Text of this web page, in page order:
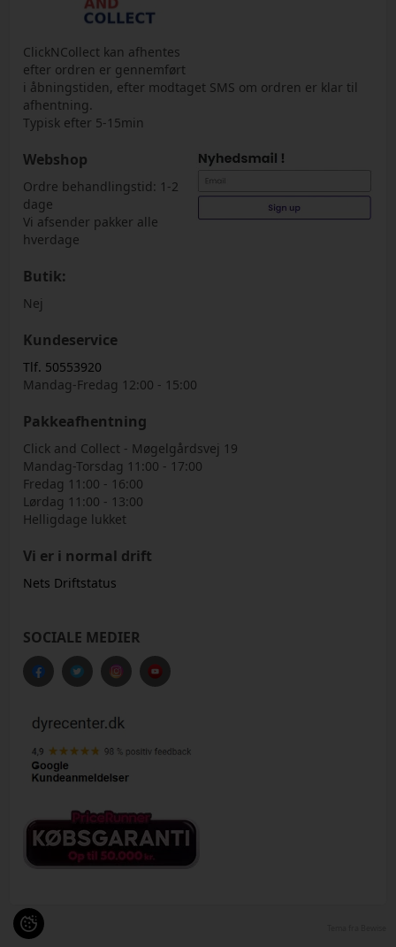
ClickNCollect kan afhentes
efter ordren er gennemført
i åbningstiden, efter modtaget SMS om ordren er klar til
afhentning.
Typisk efter 5-15min
Webshop
Ordre behandlingstid: 1-2
dage
Vi afsender pakker alle
hverdage
Butik:
Nej
Kundeservice
Tlf. 50553920
Mandag-Fredag 12:00 - 15:00
Pakkeafhentning
Click and Collect - Møgelgårdsvej 19
Mandag-Torsdag 11:00 - 17:00
Fredag 11:00 - 16:00
Lørdag 11:00 - 13:00
Helligdage lukket
Vi er i normal drift
Nets Driftstatus
SOCIALE MEDIER